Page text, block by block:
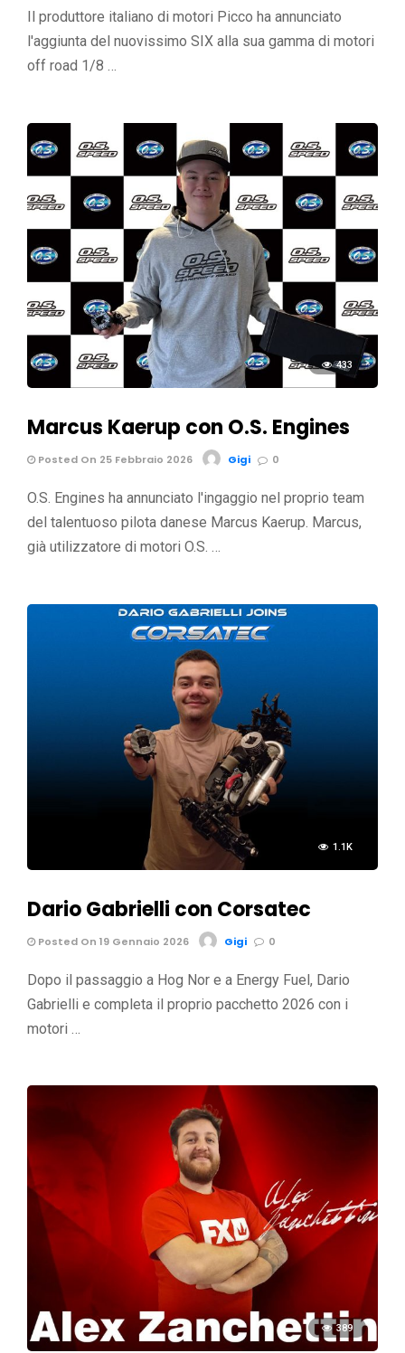
Il produttore italiano di motori Picco ha annunciato
l'aggiunta del nuovissimo SIX alla sua gamma di motori
off road 1/8 …
433
Marcus Kaerup con O.S. Engines
Posted On 25 Febbraio 2026 Gigi 0
O.S. Engines ha annunciato l'ingaggio nel proprio team
del talentuoso pilota danese Marcus Kaerup. Marcus,
già utilizzatore di motori O.S. …
1.1K
Dario Gabrielli con Corsatec
Posted On 19 Gennaio 2026 Gigi 0
Dopo il passaggio a Hog Nor e a Energy Fuel, Dario
Gabrielli e completa il proprio pacchetto 2026 con i
motori …
389